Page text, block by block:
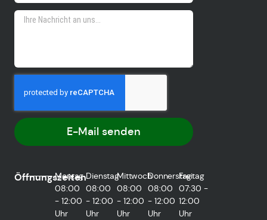
E-Mail senden
Öffnungszeiten
Montag
08:00
- 12:00
Uhr
Dienstag
08:00
- 12:00
Uhr
Mittwoch
08:00
- 12:00
Uhr
Donnerstag
08:00
- 12:00
Uhr
Freitag
07:30 -
12:00
Uhr